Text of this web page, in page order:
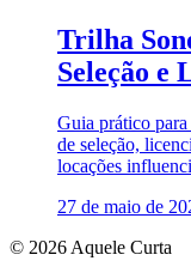
Trilha
Seleção e
Guia prático
de seleção,
locações
27 de maio de
© 2026 Aquele Curta